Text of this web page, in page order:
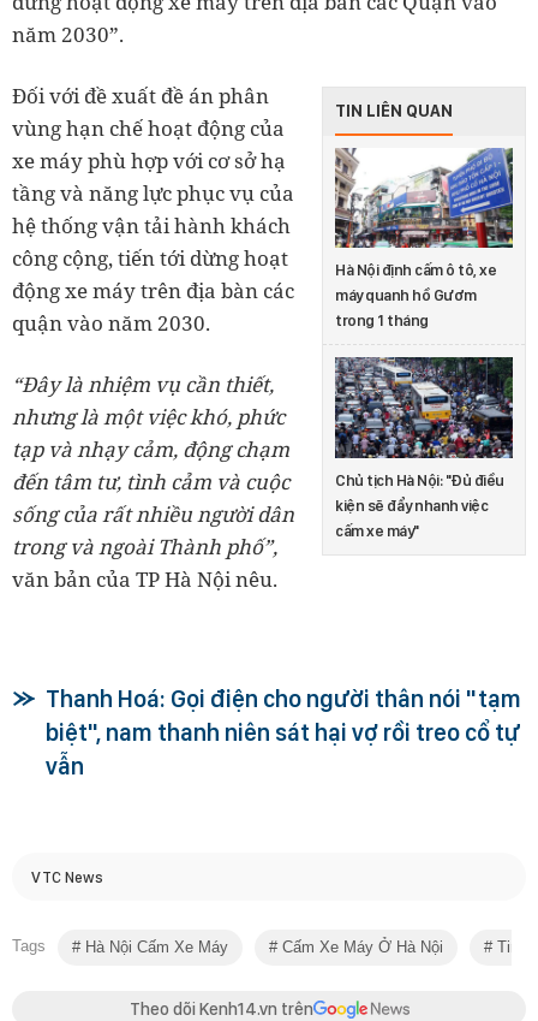
năm 2030”.
TIN LIÊN QUAN
Hà Nội định cấm ô tô, xe
máy quanh hồ Gươm
trong 1 tháng
Chủ tịch Hà Nội: "Đủ điều
kiện sẽ đẩy nhanh việc
cấm xe máy"
Đối với đề xuất đề án phân
vùng hạn chế hoạt động của
xe máy phù hợp với cơ sở hạ
tầng và năng lực phục vụ của
hệ thống vận tải hành khách
công cộng, tiến tới dừng hoạt
động xe máy trên địa bàn các
quận vào năm 2030.
“Đây là nhiệm vụ cần thiết,
nhưng là một việc khó, phức
tạp và nhạy cảm, động chạm
đến tâm tư, tình cảm và cuộc
sống của rất nhiều người dân
trong và ngoài Thành phố”,
văn bản của TP Hà Nội nêu.
Thanh Hoá: Gọi điện cho người thân nói "tạm
biệt", nam thanh niên sát hại vợ rồi treo cổ tự
vẫn
VTC News
Tags Hà Nội Cấm Xe Máy Cấm Xe Máy Ở Hà Nội Tin
Theo dõi Kenh14.vn trên